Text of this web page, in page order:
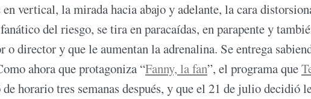
vertical, la mirada hacia abajo y adelante, la cara
del riesgo, se tira en paracaídas, en parapente y
o director y que le aumentan la adrenalina. Se entrega
ahora que protagoniza “Fanny, la fan”, el programa que
horario tres semanas después, y que el 21 de julio decidió